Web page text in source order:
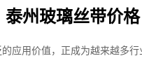
泰州玻璃丝带价格
应用价值，正成为越来越多行